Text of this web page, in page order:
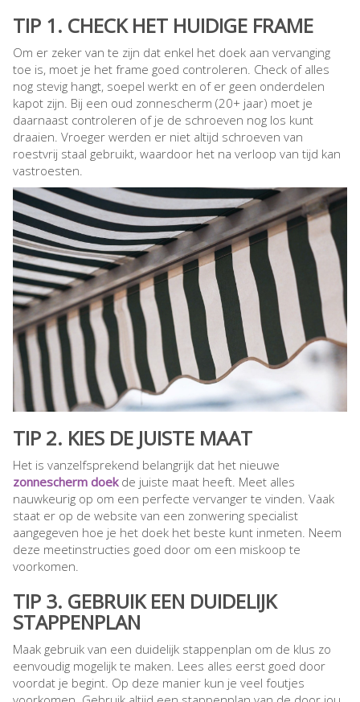
TIP 1. CHECK HET HUIDIGE FRAME
Om er zeker van te zijn dat enkel het doek aan vervanging
toe is, moet je het frame goed controleren. Check of alles
nog stevig hangt, soepel werkt en of er geen onderdelen
kapot zijn. Bij een oud zonnescherm (20+ jaar) moet je
daarnaast controleren of je de schroeven nog los kunt
draaien. Vroeger werden er niet altijd schroeven van
roestvrij staal gebruikt, waardoor het na verloop van tijd kan
vastroesten.
TIP 2. KIES DE JUISTE MAAT
Het is vanzelfsprekend belangrijk dat het nieuwe
zonnescherm doekde juiste maat heeft. Meet alles
nauwkeurig op om een perfecte vervanger te vinden. Vaak
staat er op de website van een zonwering specialist
aangegeven hoe je het doek het beste kunt inmeten. Neem
deze meetinstructies goed door om een miskoop te
voorkomen.
TIP 3. GEBRUIK EEN DUIDELIJK
STAPPENPLAN
Maak gebruik van een duidelijk stappenplan om de klus zo
eenvoudig mogelijk te maken. Lees alles eerst goed door
voordat je begint. Op deze manier kun je veel foutjes